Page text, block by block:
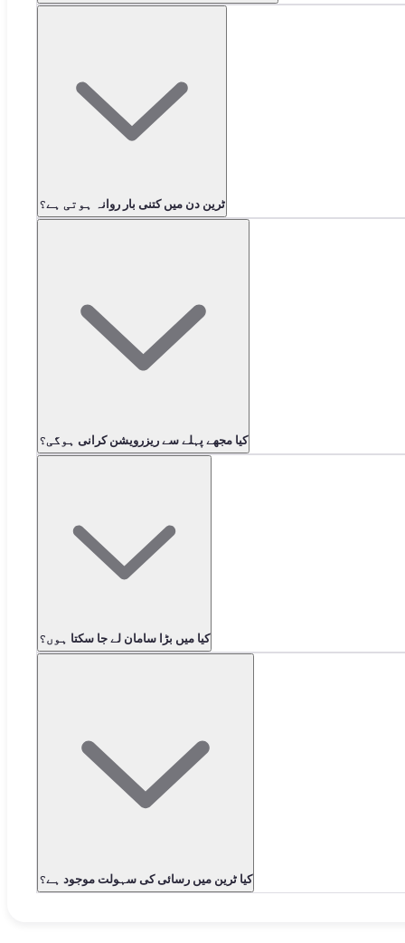
ٹرین دن میں کتنی بار روانہ ہوتی ہے؟
کیا مجھے پہلے سے ریزرویشن کرانی ہوگی؟
کیا میں بڑا سامان لے جا سکتا ہوں؟
کیا ٹرین میں رسائی کی سہولت موجود ہے؟